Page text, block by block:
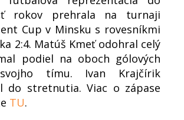
rokov prehrala na turnaji
Cup v Minsku s rovesníkmi
2:4. Matúš Kmeť odohral celý
podiel na oboch gólových
tímu. Ivan Krajčírik
do stretnutia. Viac o zápase
TU.